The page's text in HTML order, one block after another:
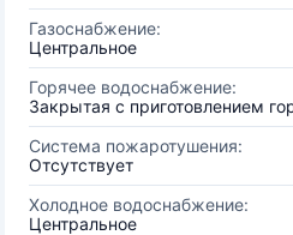
Газоснабжение:
Центральное
Горячее водоснабжение:
Закрытая с приготовлением
Система пожаротушения:
Отсутствует
Холодное водоснабжение:
Центральное